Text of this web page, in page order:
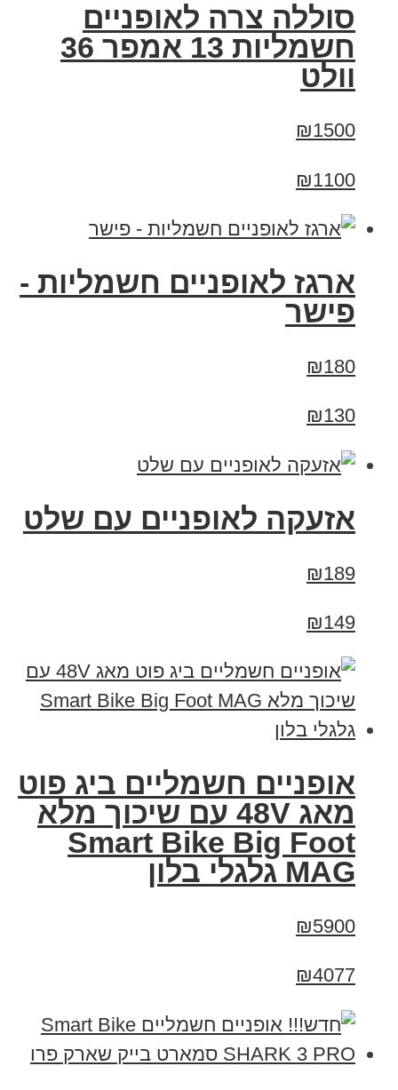
סוללה צרה לאופניים
חשמליות 13 אמפר 36
וולט
₪1500
₪1100
ארגז לאופניים חשמליות -
פישר
₪180
₪130
אזעקה לאופניים עם שלט
₪189
₪149
אופניים חשמליים ביג פוט
מאג 48V עם שיכוך מלא
Smart Bike Big Foot
MAG גלגלי בלון
₪5900
₪4077